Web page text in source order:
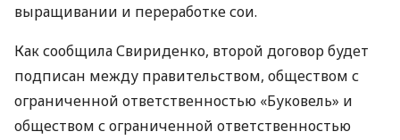
выращивании и переработке сои.
Как сообщила Свириденко, второй договор будет
подписан между правительством, обществом с
ограниченной ответственностью «Буковель» и
обществом с ограниченной ответственностью